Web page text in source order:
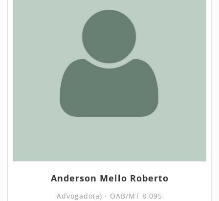
Anderson Mello Roberto
Advogado(a) - OAB/MT 8.095